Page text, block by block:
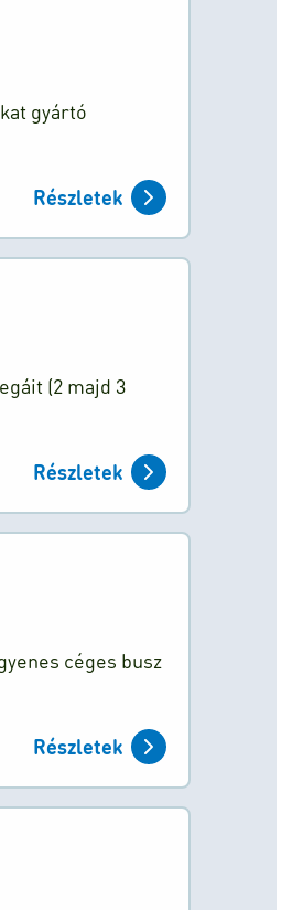
gyártó
Részletek
(2 majd 3
Részletek
céges busz
Részletek